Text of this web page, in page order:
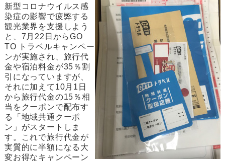
新型コロナウイルス感
染症の影響で疲弊する
観光業界を支援しよう
と、7月22日からGO
TO トラベルキャンペー
ンが実施され、旅行代
金や宿泊料金が35％割
引になっていますが、
それに加えて10月1日
から旅行代金の15％相
当をクーポンで配布す
る「地域共通クーポ
ン」がスタートしま
す。これで旅行代金が
実質的に半額になる大
変お得なキャンペーン